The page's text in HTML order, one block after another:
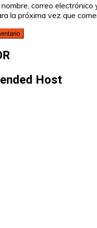
nombre, correo
la próxima vez que
Host